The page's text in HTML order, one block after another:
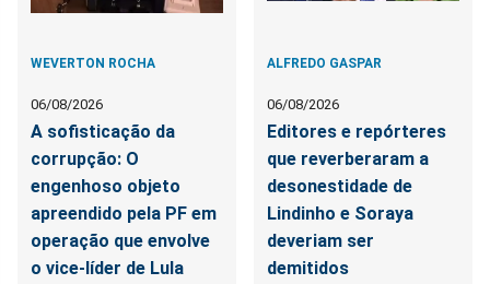
WEVERTON ROCHA
06/08/2026
A sofisticação da
corrupção: O
engenhoso objeto
apreendido pela PF em
operação que envolve
o vice-líder de Lula
ALFREDO GASPAR
06/08/2026
Editores e repórteres
que reverberaram a
desonestidade de
Lindinho e Soraya
deveriam ser
demitidos